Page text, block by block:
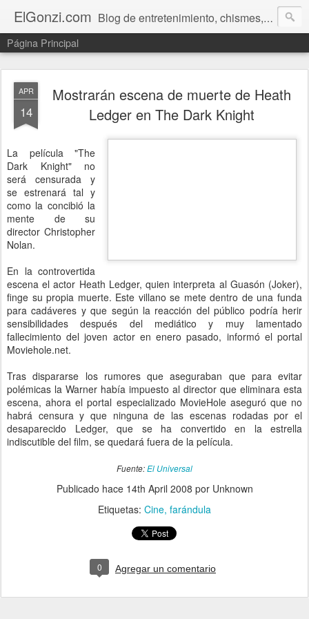
ElGonzi.com Blog de entretenimiento, chismes, humor, farándula, curiosidades, ovnis, noticias calientes, fotos, videos, paranormal y ¡más!
Página Principal
APR
14
Mostrarán escena de muerte de Heath
Ledger en The Dark Knight
La película "The
Dark Knight" no
será censurada y
se estrenará tal y
como la concibió la
mente de su
director Christopher
Nolan.
En la controvertida
escena el actor Heath Ledger, quien interpreta al Guasón (Joker),
finge su propia muerte. Este villano se mete dentro de una funda
para cadáveres y que según la reacción del público podría herir
sensibilidades después del mediático y muy lamentado
fallecimiento del joven actor en enero pasado, informó el portal
Moviehole.net.
Tras dispararse los rumores que aseguraban que para evitar
polémicas la Warner había impuesto al director que eliminara esta
escena, ahora el portal especializado MovieHole aseguró que no
habrá censura y que ninguna de las escenas rodadas por el
desaparecido Ledger, que se ha convertido en la estrella
indiscutible del film, se quedará fuera de la película.
Fuente:El Universal
Publicado hace 14th April 2008 por Unknown
Etiquetas: Cine farándula
0 Agregar un comentario